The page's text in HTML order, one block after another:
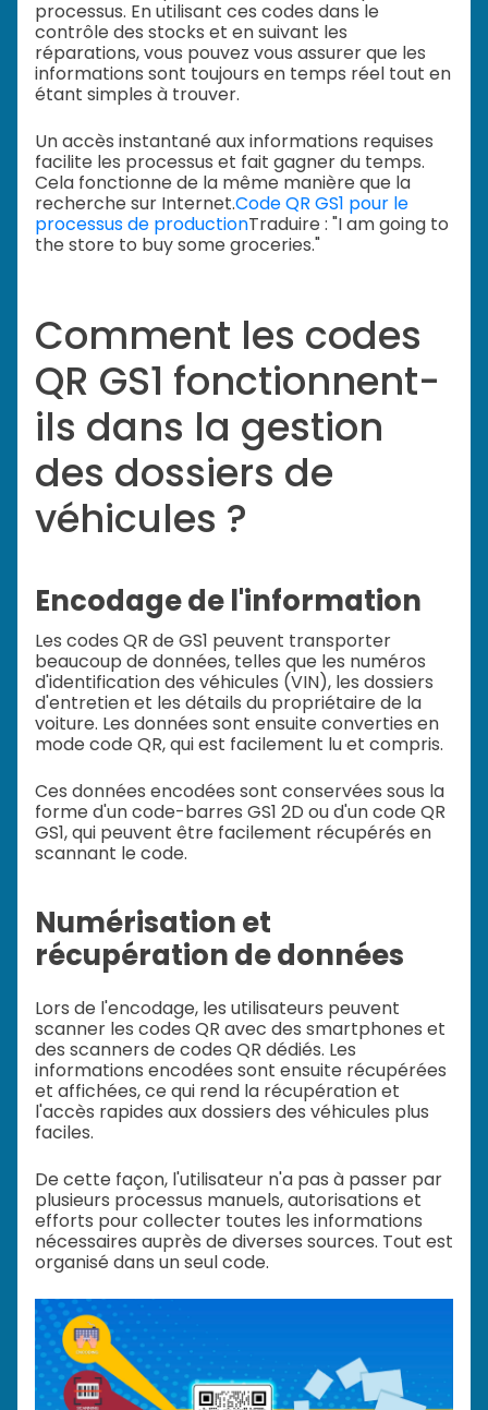
processus. En utilisant ces codes dans le
contrôle des stocks et en suivant les
réparations, vous pouvez vous assurer que les
informations sont toujours en temps réel tout en
étant simples à trouver.
Un accès instantané aux informations requises
facilite les processus et fait gagner du temps.
Cela fonctionne de la même manière que la
recherche sur Internet.Code QR GS1 pour le
processus de productionTraduire : "I am going to
the store to buy some groceries."
Comment les codes
QR GS1 fonctionnent-
ils dans la gestion
des dossiers de
véhicules ?
Encodage de l'information
Les codes QR de GS1 peuvent transporter
beaucoup de données, telles que les numéros
d'identification des véhicules (VIN), les dossiers
d'entretien et les détails du propriétaire de la
voiture. Les données sont ensuite converties en
mode code QR, qui est facilement lu et compris.
Ces données encodées sont conservées sous la
forme d'un code-barres GS1 2D ou d'un code QR
GS1, qui peuvent être facilement récupérés en
scannant le code.
Numérisation et
récupération de données
Lors de l'encodage, les utilisateurs peuvent
scanner les codes QR avec des smartphones et
des scanners de codes QR dédiés. Les
informations encodées sont ensuite récupérées
et affichées, ce qui rend la récupération et
l'accès rapides aux dossiers des véhicules plus
faciles.
De cette façon, l'utilisateur n'a pas à passer par
plusieurs processus manuels, autorisations et
efforts pour collecter toutes les informations
nécessaires auprès de diverses sources. Tout est
organisé dans un seul code.